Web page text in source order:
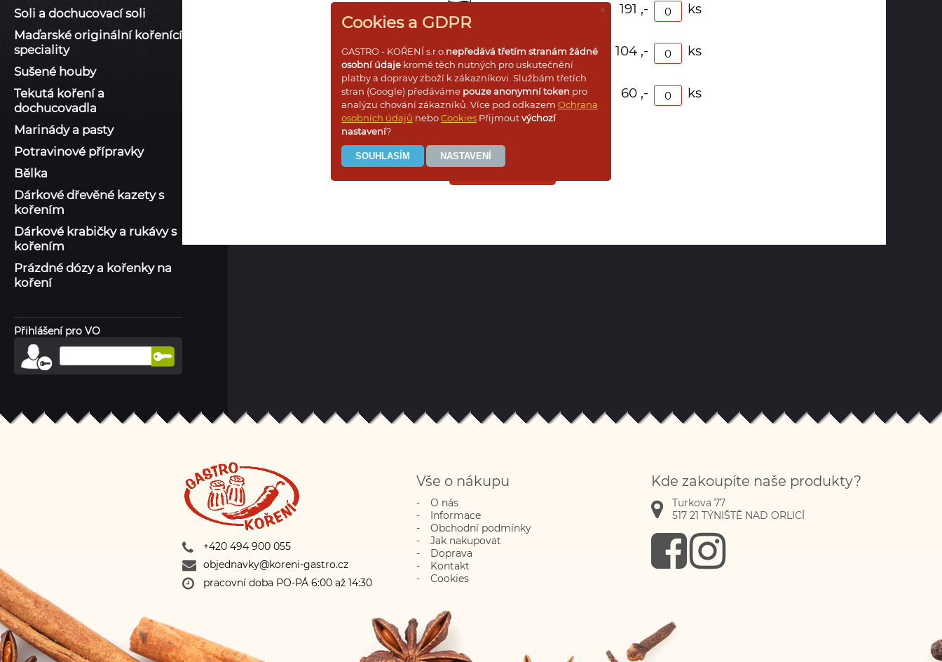
Soli a dochucovací soli
Maďarské originální kořenící
speciality
Sušené houby
Tekutá koření a
dochucovadla
Marinády a pasty
Potravinové přípravky
Bělka
Dárkové dřevěné kazety s
kořením
Dárkové krabičky a rukávy s
kořením
Prázdné dózy a kořenky na
koření
Přihlášení pro VO
191 ,- ks
sáček 250g 104 ,- ks
sáček 90g 60 ,- ks
+420 494 900 055
objednavky@koreni-gastro.cz
pracovní doba PO-PÁ 6:00 až 14:30
Vše o nákupu
O nás
Informace
Obchodní podmínky
Jak nakupovat
Doprava
Kontakt
Cookies
Kde zakoupíte naše produkty?
Turkova 77
517 21 TÝNIŠTĚ NAD ORLICÍ
x
Cookies a GDPR
GASTRO - KOŘENÍ s.r.o.nepředává třetím stranám žádné
osobní údaje kromě těch nutných pro uskutečnění
platby a dopravy zboží k zákazníkovi. Službám třetích
stran (Google) předáváme pouze anonymní token pro
analýzu chování zákazníků. Více pod odkazem Ochrana
osobních údajů neboCookies Přijmoutvýchozí
nastavení?